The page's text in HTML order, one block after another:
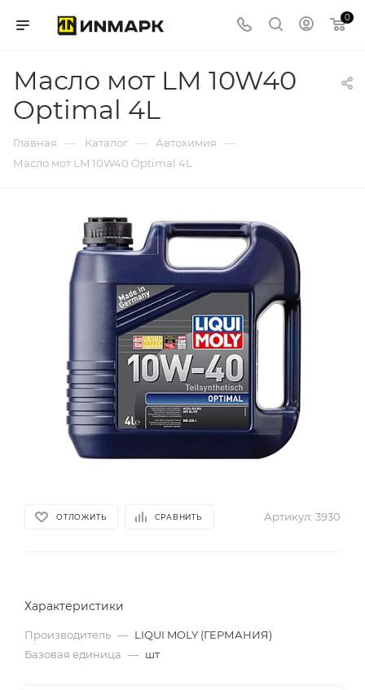
0
Масло мот LM 10W40
Optimal 4L
Главная — Каталог — Автохимия —
Масло мот LM 10W40 Optimal 4L
ОТЛОЖИТЬ СРАВНИТЬ Артикул: 3930
Характеристики
Производитель — LIQUI MOLY (ГЕРМАНИЯ)
Базовая единица — шт